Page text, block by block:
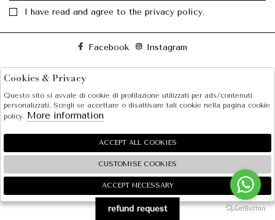
I have read and agree to the privacy policy.
Facebook Instagram
SHOPPING
EXTRA
gruppo Zucchetti
🍪
refund request
Cookies & Privacy
Questo sito si avvale di cookie di profilazione utilizzati per ads/contenuti
personalizzati. Scegli se accettare o disattivare tali cookie nella pagina cookie
policy. More information
ACCEPT ALL COOKIES
CUSTOMISE COOKIES
ACCEPT NECESSARY